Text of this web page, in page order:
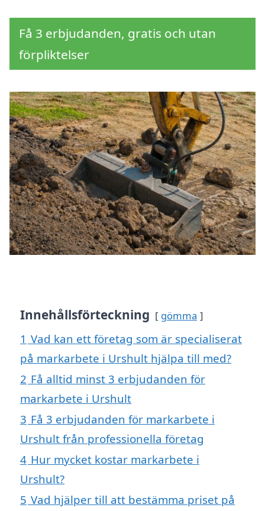
Få 3 erbjudanden, gratis och utan
förpliktelser
Innehållsförteckning gömma
1 Vad kan ett företag som är specialiserat
på markarbete i Urshult hjälpa till med?
2 Få alltid minst 3 erbjudanden för
markarbete i Urshult
3 Få 3 erbjudanden för markarbete i
Urshult från professionella företag
4 Hur mycket kostar markarbete i
Urshult?
5 Vad hjälper till att bestämma priset på